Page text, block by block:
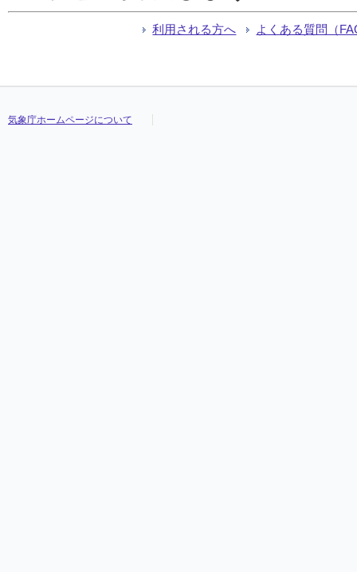
利用される方へ よくある質問（
気象庁ホームページについて